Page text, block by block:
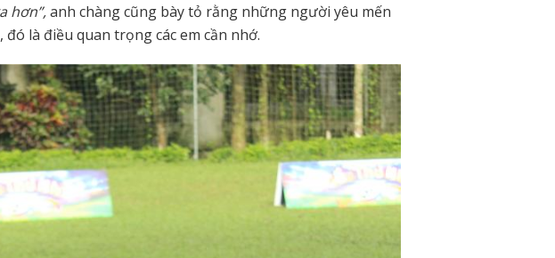
hơn”,anh chàng cũng bày tỏ rằng những người yêu mến
là điều quan trọng các em cần nhớ.